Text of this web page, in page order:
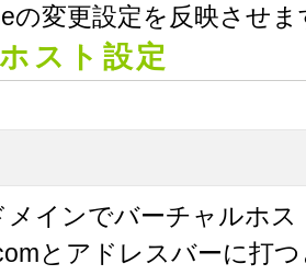
の変更設定を反映させま
スト設定
メインでバーチャルホス
とアドレスバーに打